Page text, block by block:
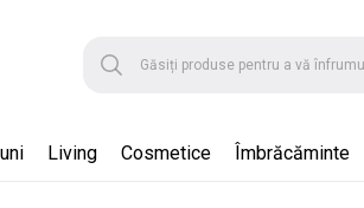
Living Cosmetice Îmbrăcăminte